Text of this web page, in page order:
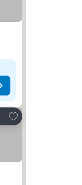
Lisää suosikkeihin